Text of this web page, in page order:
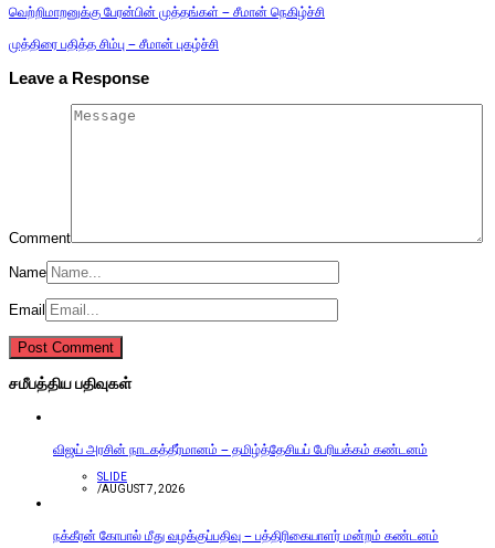
வெற்றிமாறனுக்கு பேரன்பின் முத்தங்கள் – சீமான் நெகிழ்ச்சி
முத்திரை பதித்த சிம்பு – சீமான் புகழ்ச்சி
Leave a Response
Comment
Name
Email
சமீபத்திய பதிவுகள்
விஜய் அரசின் நாடகத்தீர்மானம் – தமிழ்த்தேசியப் பேரியக்கம் கண்டனம்
SLIDE
/AUGUST 7, 2026
நக்கீரன் கோபால் மீது வழக்குப்பதிவு – பத்திரிகையாளர் மன்றம் கண்டனம்